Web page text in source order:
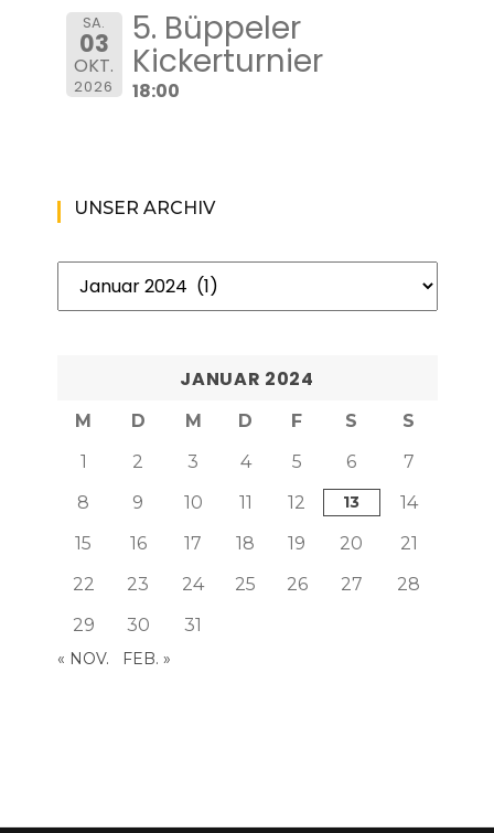
SA.
03
OKT.
2026
5. Büppeler
Kickerturnier
18:00
UNSER ARCHIV
Archiv
JANUAR 2024
M D M D F S
S
1
2 3 4 5 6
7
8
9 10 11 12 13
14
15
16 17 18 19 20
21
22
23 24 25 26 27
28
29
30 31
« NOV. FEB. »